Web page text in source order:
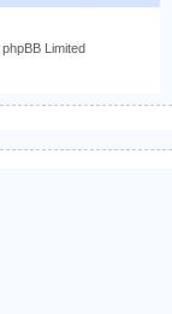
Limited